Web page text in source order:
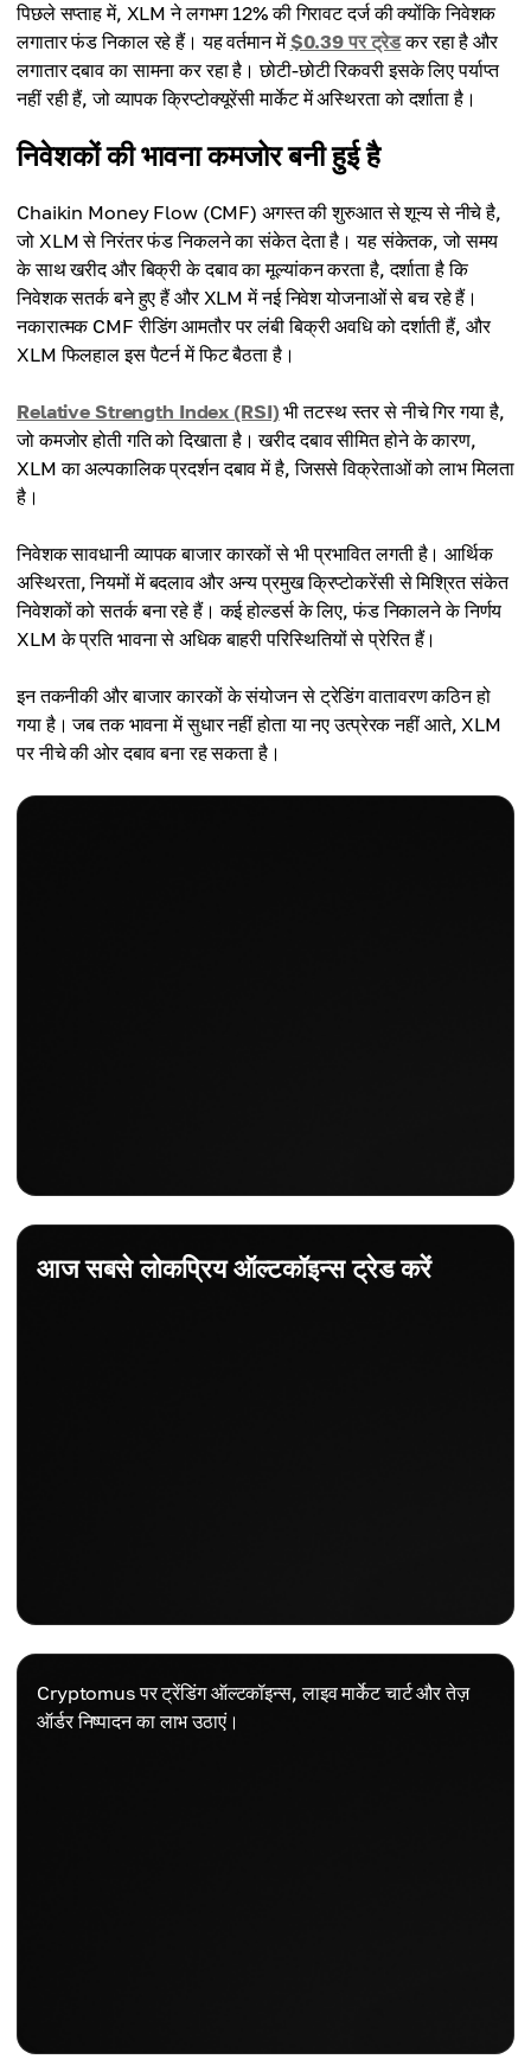
पिछले सप्ताह में, XLM ने लगभग 12% की गिरावट दर्ज की क्योंकि निवेशक
लगातार फंड निकाल रहे हैं। यह वर्तमान में$0.39 पर ट्रेडकर रहा है और
लगातार दबाव का सामना कर रहा है। छोटी-छोटी रिकवरी इसके लिए पर्याप्त
नहीं रही हैं, जो व्यापक क्रिप्टोक्यूरेंसी मार्केट में अस्थिरता को दर्शाता है।
निवेशकों की भावना कमजोर बनी हुई है
Chaikin Money Flow (CMF) अगस्त की शुरुआत से शून्य से नीचे है,
जो XLM से निरंतर फंड निकलने का संकेत देता है। यह संकेतक, जो समय
के साथ खरीद और बिक्री के दबाव का मूल्यांकन करता है, दर्शाता है कि
निवेशक सतर्क बने हुए हैं और XLM में नई निवेश योजनाओं से बच रहे हैं।
नकारात्मक CMF रीडिंग आमतौर पर लंबी बिक्री अवधि को दर्शाती हैं, और
XLM फिलहाल इस पैटर्न में फिट बैठता है।
Relative Strength Index (RSI) भी तटस्थ स्तर से नीचे गिर गया है,
जो कमजोर होती गति को दिखाता है। खरीद दबाव सीमित होने के कारण,
XLM का अल्पकालिक प्रदर्शन दबाव में है, जिससे विक्रेताओं को लाभ मिलता
है।
निवेशक सावधानी व्यापक बाजार कारकों से भी प्रभावित लगती है। आर्थिक
अस्थिरता, नियमों में बदलाव और अन्य प्रमुख क्रिप्टोकरेंसी से मिश्रित संकेत
निवेशकों को सतर्क बना रहे हैं। कई होल्डर्स के लिए, फंड निकालने के निर्णय
XLM के प्रति भावना से अधिक बाहरी परिस्थितियों से प्रेरित हैं।
इन तकनीकी और बाजार कारकों के संयोजन से ट्रेडिंग वातावरण कठिन हो
गया है। जब तक भावना में सुधार नहीं होता या नए उत्प्रेरक नहीं आते, XLM
पर नीचे की ओर दबाव बना रह सकता है।
आज सबसे लोकप्रिय ऑल्टकॉइन्स ट्रेड करें
Cryptomus पर ट्रेंडिंग ऑल्टकॉइन्स, लाइव मार्केट चार्ट और तेज़
ऑर्डर निष्पादन का लाभ उठाएं।